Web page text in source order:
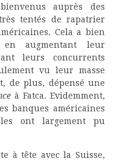
auprès des
tentés de rapatrier
Cela a bien
augmentant leur
leurs concurrents
vu leur masse
de plus, dépensé une
à Fatca. Evidemment,
banques américaines
ont largement pu
à tête avec la Suisse,